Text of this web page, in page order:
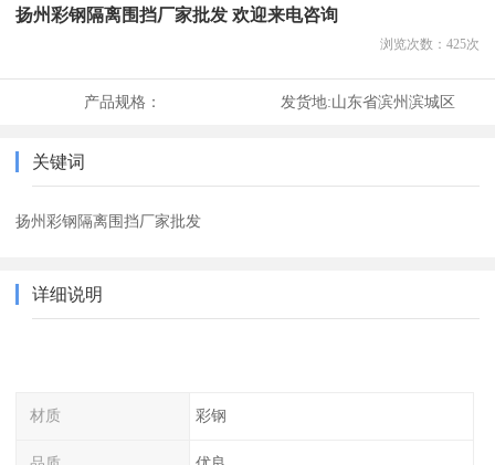
扬州彩钢隔离围挡厂家批发 欢迎来电咨询
浏览次数： 425次
产品规格： 发货地:山东省滨州滨城区
关键词
扬州彩钢隔离围挡厂家批发
详细说明
材质 彩钢